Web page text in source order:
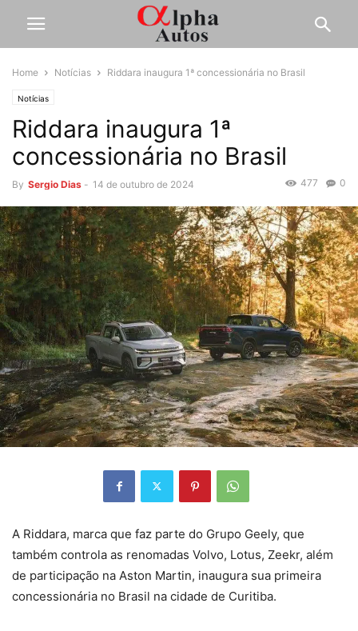
Home Notícias Riddara inaugura 1ª concessionária no Brasil
Notícias
Riddara inaugura 1ª
concessionária no Brasil
By Sergio Dias - 14 de outubro de 2024 0
477
A Riddara, marca que faz parte do Grupo Geely, que
também controla as renomadas Volvo, Lotus, Zeekr, além
de participação na Aston Martin, inaugura sua primeira
concessionária no Brasil na cidade de Curitiba.